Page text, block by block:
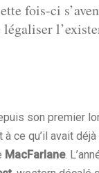
fois-ci
son premier
ce qu’il avait
MacFarlane.